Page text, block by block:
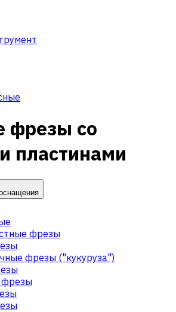
фрезы со
пластинами
фрезы
фрезы ("кукуруза")
фрезы